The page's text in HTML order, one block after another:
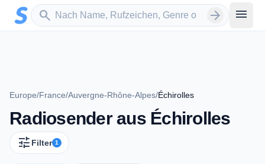
Zum Hauptinhalt springen
search
Sender suchen arrow_forward menu
Europe/France/Auvergne-Rhône-Alpes/Échirolles
Radiosender aus Échirolles
tune Filter 1